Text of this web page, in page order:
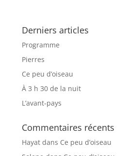
Derniers articles
Programme
Pierres
Ce peu d’oiseau
À 3 h 30 de la nuit
L’avant-pays
Commentaires récents
Hayatdans Ce peu d’oiseau